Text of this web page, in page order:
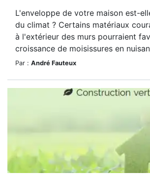
L'enveloppe de votre maison est-
du climat ? Certains matériaux
à l'extérieur des murs pourraient
croissance de moisissures en
Par : André Fauteux